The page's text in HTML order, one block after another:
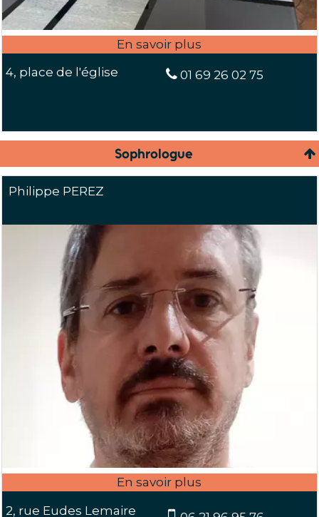
4, place de l'église 01 69 26 02 75
Sophrologue
Philippe PEREZ
2, rue Eudes Lemaire